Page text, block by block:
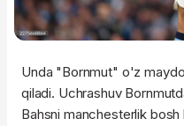
Unda "Bornmut" o'z
qiladi. Uchrashuv
Bahsni manchesterlik